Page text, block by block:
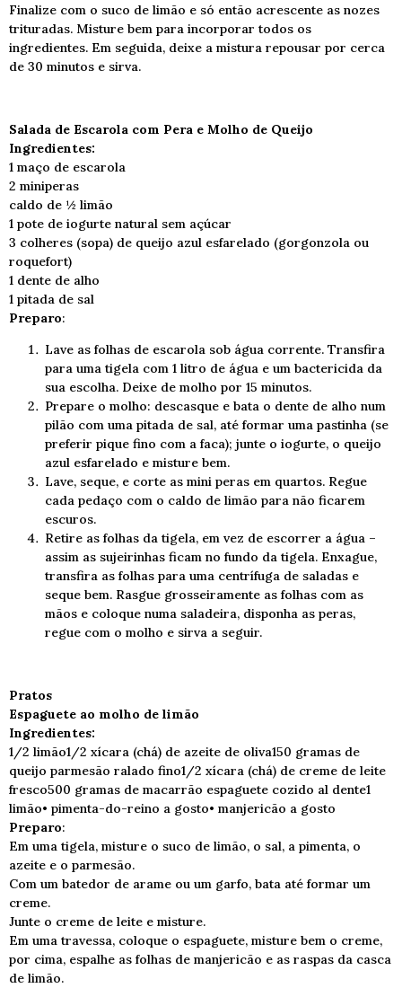
Finalize com o suco de limão e só então acrescente as nozes
trituradas. Misture bem para incorporar todos os
ingredientes. Em seguida, deixe a mistura repousar por cerca
de 30 minutos e sirva.
Salada de Escarola com Pera e Molho de Queijo
Ingredientes:
1 maço de escarola
2 miniperas
caldo de ½ limão
1 pote de iogurte natural sem açúcar
3 colheres (sopa) de queijo azul esfarelado (gorgonzola ou
roquefort)
1 dente de alho
1 pitada de sal
Preparo:
Lave as folhas de escarola sob água corrente. Transfira
para uma tigela com 1 litro de água e um bactericida da
sua escolha. Deixe de molho por 15 minutos.
Prepare o molho: descasque e bata o dente de alho num
pilão com uma pitada de sal, até formar uma pastinha (se
preferir pique fino com a faca); junte o iogurte, o queijo
azul esfarelado e misture bem.
Lave, seque, e corte as mini peras em quartos. Regue
cada pedaço com o caldo de limão para não ficarem
escuros.
Retire as folhas da tigela, em vez de escorrer a água –
assim as sujeirinhas ficam no fundo da tigela. Enxague,
transfira as folhas para uma centrífuga de saladas e
seque bem. Rasgue grosseiramente as folhas com as
mãos e coloque numa saladeira, disponha as peras,
regue com o molho e sirva a seguir.
Pratos
Espaguete ao molho de limão
Ingredientes:
1/2 limão1/2 xícara (chá) de azeite de oliva150 gramas de
queijo parmesão ralado fino1/2 xícara (chá) de creme de leite
fresco500 gramas de macarrão espaguete cozido al dente1
limão• pimenta-do-reino a gosto• manjericão a gosto
Preparo:
Em uma tigela, misture o suco de limão, o sal, a pimenta, o
azeite e o parmesão.
Com um batedor de arame ou um garfo, bata até formar um
creme.
Junte o creme de leite e misture.
Em uma travessa, coloque o espaguete, misture bem o creme,
por cima, espalhe as folhas de manjericão e as raspas da casca
de limão.